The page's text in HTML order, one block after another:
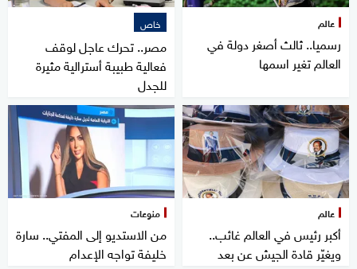
عالم
رسميا.. ثالث أصغر دولة في
العالم تغير اسمها
خاص
مصر.. تحرك عاجل لوقف
فعالية طبيبة أسترالية مثيرة
للجدل
عالم
أكبر رئيس في العالم غائب..
ويغيّر قادة الجيش عن بعد
منوعات
من الاستديو إلى المفتي.. سارة
خليفة تواجه الإعدام